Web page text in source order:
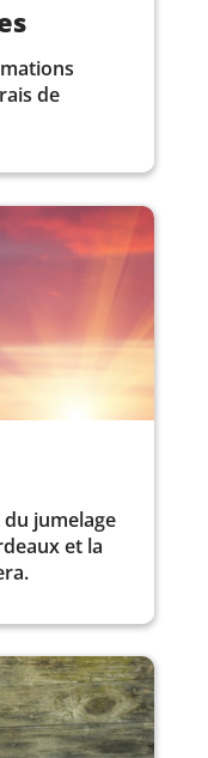
de
jumelage
et la